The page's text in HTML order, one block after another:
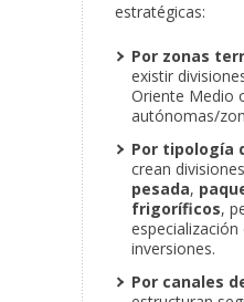
estratégicas:
Por zonas
existir
Oriente Medio
autónomas/
Por tipología
crean
pesada,
frigoríficos,
inversiones.
Por canales